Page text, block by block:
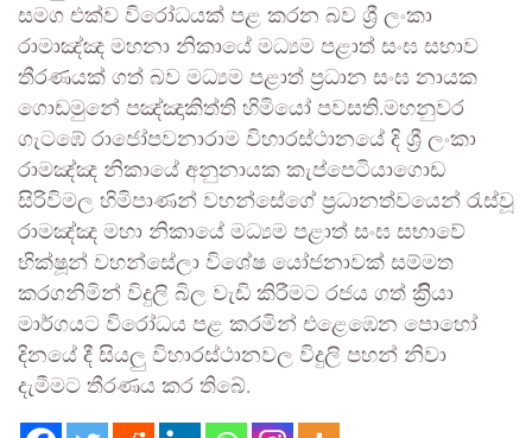
සමග එක්ව විරෝධයක් පළ කරන බව ශ්‍රී ලංකා
රාමාඤ්ඤ මහනා නිකායේ මධ්‍යම පළාත් සංඝ සභාව
තීරණයක් ගත් බව මධ්‍යම පළාත් ප්‍රධාන සංඝ නායක
ගොඩමුනේ පඤ්ඤාකිත්ති හිමියෝ පවසති.මහනුවර
ගැටඹේ රාජෝපවනාරාම විහාරස්ථානයේ දි ශ්‍රී ලංකා
රාමඤ්ඤ නිකායේ අනුනායක කැප්පෙටියාගොඩ
සිරිවිමල හිමිපාණන් වහන්සේගේ ප්‍රධානත්වයෙන් රැස්වූ
රාමඤ්ඤ මහා නිකායේ මධ්‍යම පළාත් සංඝ සභාවේ
භික්ෂූන් වහන්සේලා විශේෂ යෝජනාවක් සම්මත
කරගනිමින් විදුලි බිල වැඩි කිරීමට රජය ගත් ක්‍රිියා
මාර්ගයට විරෝධය පළ කරමින් එළෙඹෙන පොහෝ
දිනයේ දී සියලු විහාරස්ථානවල විදුලි පහන් නිවා
දැමීමට තීරණය කර තිබේ.